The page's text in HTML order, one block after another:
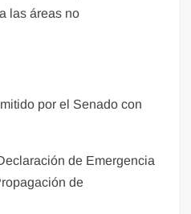
las áreas no
por el Senado con
de Emergencia
de